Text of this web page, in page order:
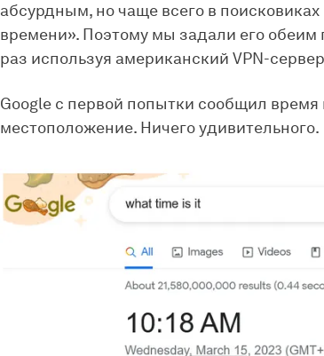
абсурдным, но чаще всего в поисковиках
времени». Поэтому мы задали его
раз используя американский VPN-
Google с первой попытки сообщил
местоположение. Ничего удивительного.